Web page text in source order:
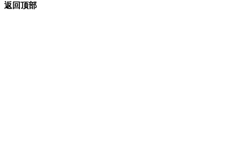
返回顶部